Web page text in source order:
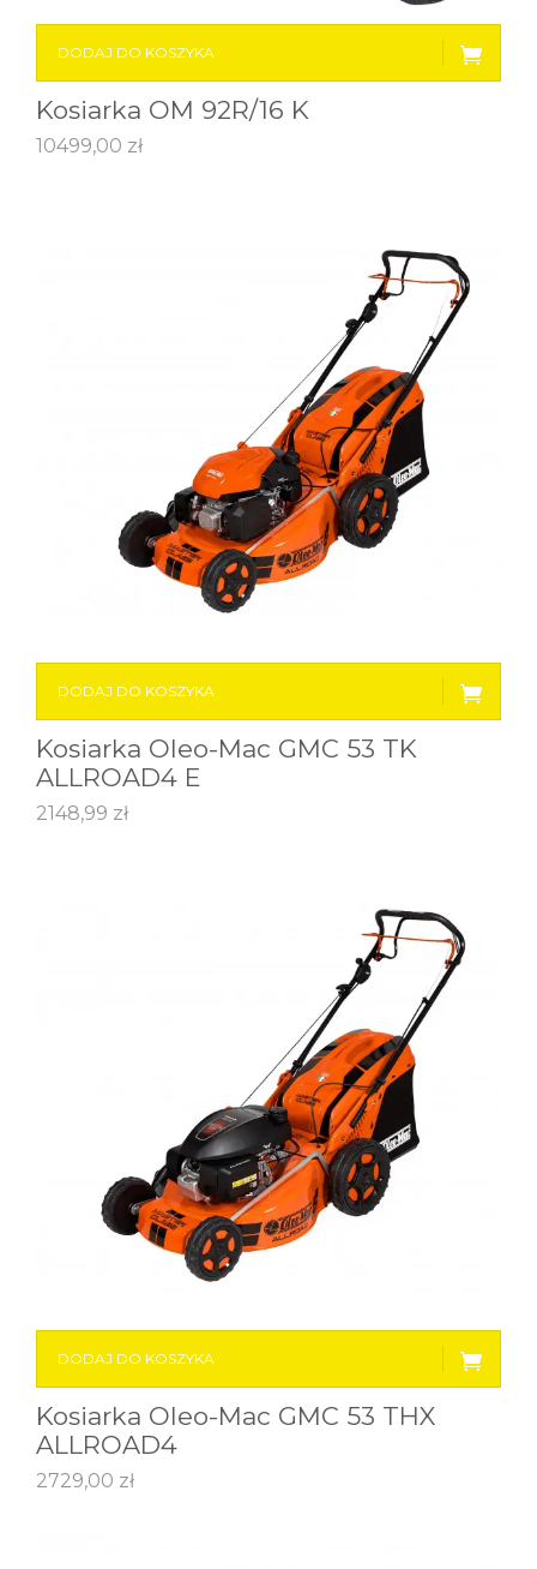
DODAJ DO KOSZYKA
Kosiarka OM 92R/16 K
10499,00 zł
DODAJ DO KOSZYKA
Kosiarka Oleo-Mac GMC 53 TK
ALLROAD4 E
2148,99 zł
DODAJ DO KOSZYKA
Kosiarka Oleo-Mac GMC 53 THX
ALLROAD4
2729,00 zł